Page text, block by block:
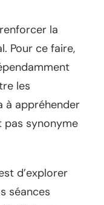
la
Pour ce faire,
les
à appréhender
pas synonyme
d’explorer
séances